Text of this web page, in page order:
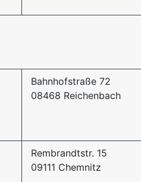
Bahnhofstraße 72
08468 Reichenbach
Rembrandtstr. 15
09111 Chemnitz